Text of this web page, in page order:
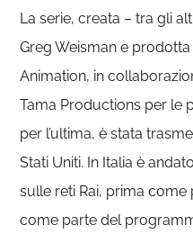
La serie, creata – tra gli
Greg Weisman e
Animation, in
Tama Productions per le
per l’ultima, è stata
Stati Uniti. In Italia è
sulle reti Rai, prima come
come parte del